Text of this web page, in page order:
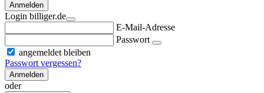
Anmelden
Login billiger.de
E-Mail-Adresse
Passwort
angemeldet bleiben
Passwort vergessen?
Anmelden
oder